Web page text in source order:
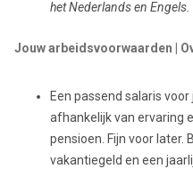
het Nederlands en Engels.
Jouw arbeidsvoorwaarden |
Een passend salaris
afhankelijk van ervaring
pensioen. Fijn voor later.
vakantiegeld en een